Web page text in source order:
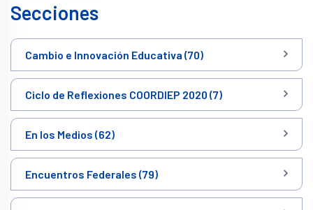
Secciones
Cambio e Innovación Educativa (70)
Ciclo de Reflexiones COORDIEP 2020 (7)
En los Medios (62)
Encuentros Federales (79)